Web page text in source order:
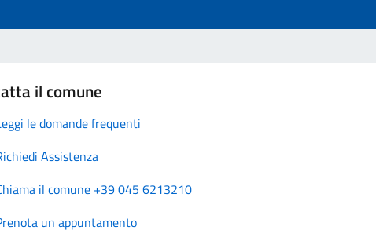
il comune
le domande frequenti
Assistenza
il comune +39 045 6213210
un appuntamento